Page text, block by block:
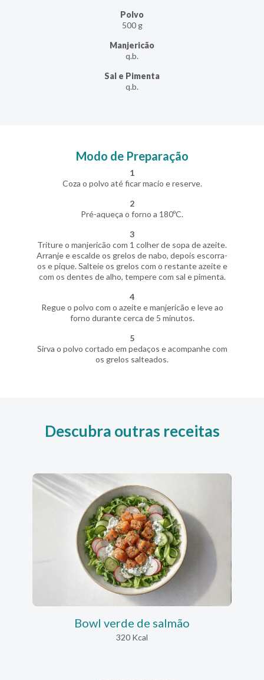
Polvo
500 g
Manjericão
q.b.
Sal e Pimenta
q.b.
Modo de Preparação
1
Coza o polvo até ficar macio e reserve.
2
Pré-aqueça o forno a 180ºC.
3
Triture o manjericão com 1 colher de sopa de azeite.
Arranje e escalde os grelos de nabo, depois escorra-
os e pique. Salteie os grelos com o restante azeite e
com os dentes de alho, tempere com sal e pimenta.
4
Regue o polvo com o azeite e manjericão e leve ao
forno durante cerca de 5 minutos.
5
Sirva o polvo cortado em pedaços e acompanhe com
os grelos salteados.
Descubra outras receitas
Bowl verde de salmão
320 Kcal